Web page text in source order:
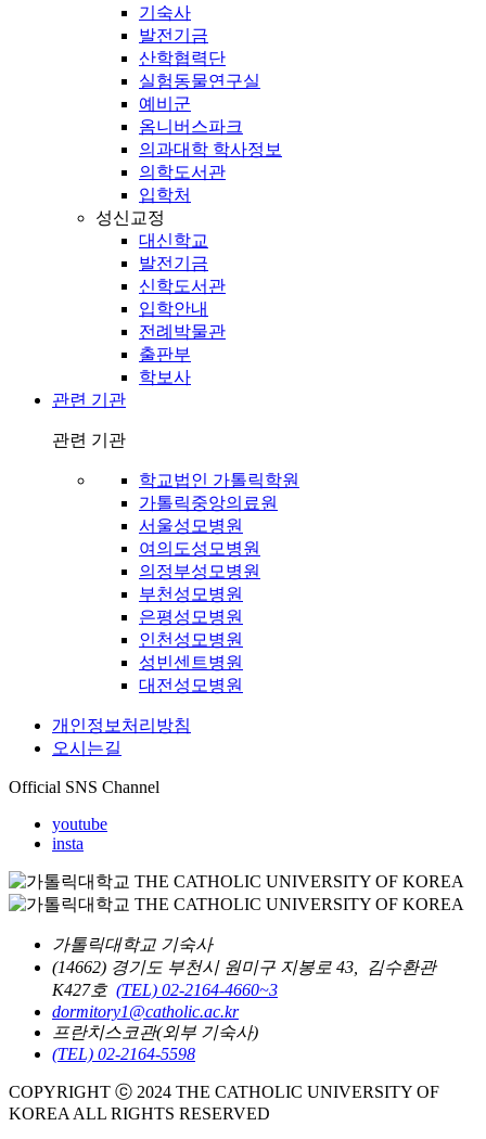
기숙사
발전기금
산학협력단
실험동물연구실
예비군
옴니버스파크
의과대학 학사정보
의학도서관
입학처
성신교정
대신학교
발전기금
신학도서관
입학안내
전례박물관
출판부
학보사
관련 기관
관련 기관
학교법인 가톨릭학원
가톨릭중앙의료원
서울성모병원
여의도성모병원
의정부성모병원
부천성모병원
은평성모병원
인천성모병원
성빈센트병원
대전성모병원
개인정보처리방침
오시는길
Official SNS Channel
youtube
insta
가톨릭대학교 기숙사
(14662) 경기도 부천시 원미구 지봉로 43, 김수환관
K427호 (TEL) 02-2164-4660~3
dormitory1@catholic.ac.kr
프란치스코관(외부 기숙사)
(TEL) 02-2164-5598
COPYRIGHT ⓒ 2024 THE CATHOLIC UNIVERSITY OF
KOREA ALL RIGHTS RESERVED